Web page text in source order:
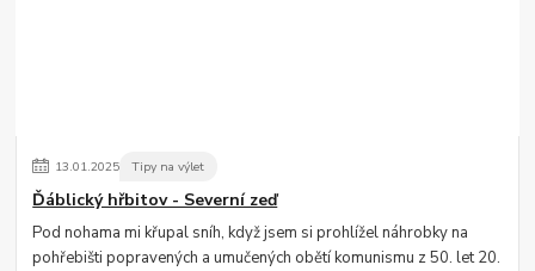
13.01.2025 Tipy na výlet
Ďáblický hřbitov - Severní zeď
Pod nohama mi křupal sníh, když jsem si prohlížel náhrobky na
pohřebišti popravených a umučených obětí komunismu z 50. let 20.